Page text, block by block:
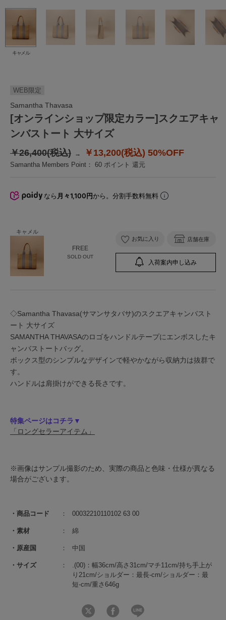
キャメル
Samantha Thavasa
[オンラインショップ限定カラー]スクエアキャ
ンバストート 大サイズ
WEB限定
￥26,400(税込) ￥13,200(税込) 50%OFF
商品コード 00032210110102 63 00
Samantha Members Point： 60 ポイント 還元
素材 綿
原産国 中国
サイズ
.(00)：幅36cm/高さ31cm/マチ11cm/持ち手上が
り21cm/ショルダー：最長-cm/ショルダー：最
短-cm/重さ646g
なら 月々1,100円から。分割手数料無料
キャメル
FREE
SOLD OUT
お気に入り 店舗在庫
入荷案内申し込み
◇Samantha Thavasa(サマンサタバサ)のスクエアキャンバスト
ート 大サイズ
SAMANTHA THAVASAのロゴをハンドルテープにエンボスしたキ
ャンバストートバッグ。
ボックス型のシンプルなデザインで軽やかながら収納力は抜群で
す。
ハンドルは肩掛けができる長さです。
特集ページはコチラ▼
「ロングセラーアイテム」
※画像はサンプル撮影のため、実際の商品と色味・仕様が異なる
場合がございます。